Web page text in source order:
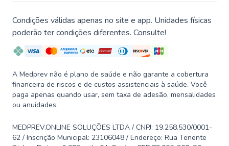
Condições válidas apenas no site e app. Unidades físicas
poderão ter condições diferentes. Consulte!
A Medprev não é plano de saúde e não garante a cobertura
financeira de riscos e de custos assistenciais à saúde. Você
paga apenas quando usar, sem taxa de adesão, mensalidades
ou anuidades.
MEDPREV.ONLINE SOLUÇÕES LTDA / CNPJ: 19.258.530/0001-
62 / Inscrição Municipal: 23106048 / Endereço: Rua Tenente